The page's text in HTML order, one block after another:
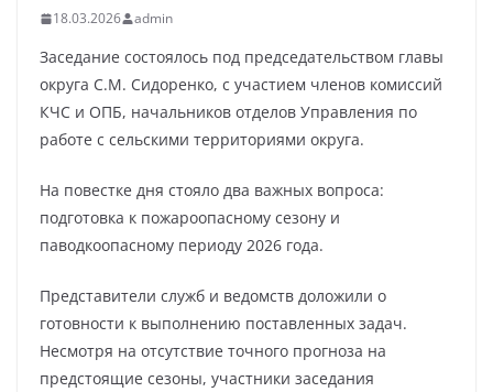
18.03.2026 admin
Заседание состоялось под председательством главы
округа С.М. Сидоренко, с участием членов комиссий
КЧС и ОПБ, начальников отделов Управления по
работе с сельскими территориями округа.
На повестке дня стояло два важных вопроса:
подготовка к пожароопасному сезону и
паводкоопасному периоду 2026 года.
Представители служб и ведомств доложили о
готовности к выполнению поставленных задач.
Несмотря на отсутствие точного прогноза на
предстоящие сезоны, участники заседания